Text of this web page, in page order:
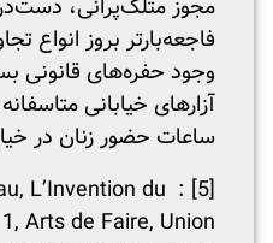
مجوز متلک‌پرانی،
فاجعه‌بارتر بروز انواع
وجود حفره‌های قانونی
آزارهای خیابانی
ساعات حضور زنان در
[5]
L’Invention du
Arts de Faire, Union